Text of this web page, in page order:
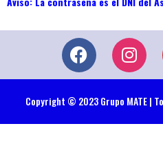
Copyright © 2023 Grupo MATE |